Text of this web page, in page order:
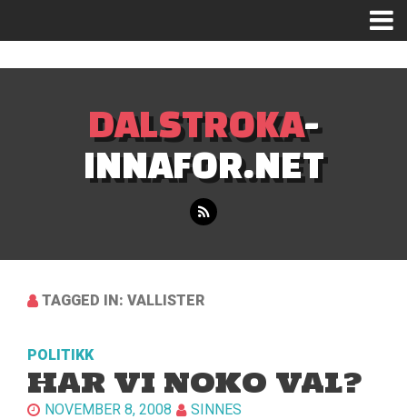
DALSTROKA-
INNAFOR.NET
TAGGED IN: VALLISTER
POLITIKK
HAR VI NOKO VAL?
NOVEMBER 8, 2008
SINNES